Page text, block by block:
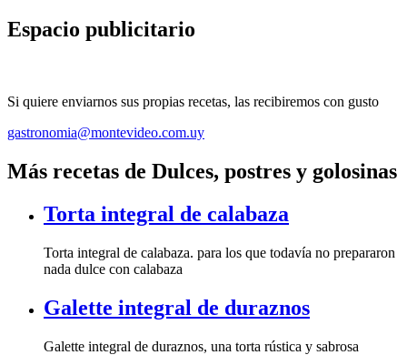
Espacio publicitario
Si quiere enviarnos sus propias recetas, las recibiremos con gusto
gastronomia@montevideo.com.uy
Más recetas de Dulces, postres y golosinas
Torta integral de calabaza
Torta integral de calabaza. para los que todavía no prepararon
nada dulce con calabaza
Galette integral de duraznos
Galette integral de duraznos, una torta rústica y sabrosa